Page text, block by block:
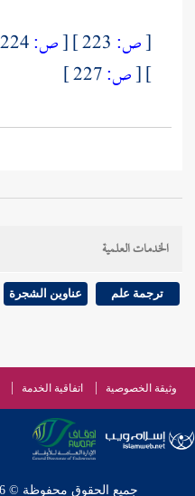
[ص: [ص:
]
[ص:
الخدمات العلمية
ترجمة علم عناوين الشجرة
وثيقة الخصوصية اتفاقية الخدمة
جميع الحقوق محفوظة © 2026 - 1998 لشبكة إسلام ويب